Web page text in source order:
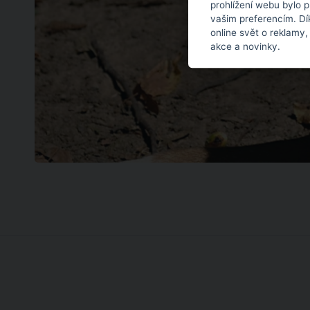
prohlížení webu bylo
vašim preferencím.
online svět o
akce a novinky.